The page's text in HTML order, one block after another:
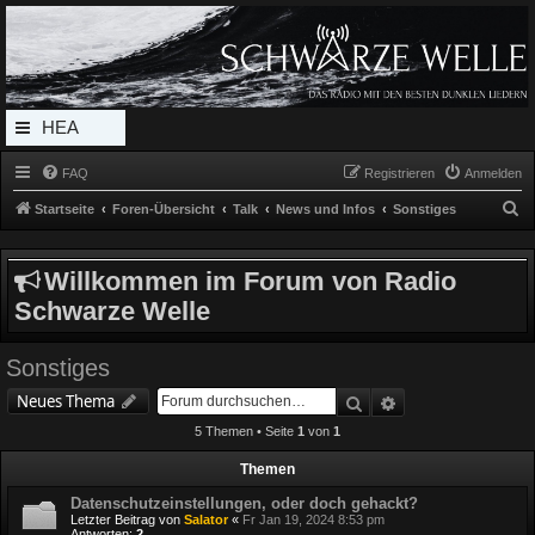
Radio Schwarze Welle Forum
Das Radio mit den Besten Dunklen Liedern
HEA
DERL
MEN
U
FAQ Anmelden
Registrieren
Startseite Foren-Übersicht Talk News und Infos Sonstiges
c
Willkommen im Forum von Radio
Schwarze Welle
Sonstiges
Neues Thema Suche
5 Themen • Seite 1 von 1
Themen
Datenschutzeinstellungen, oder doch gehackt?
Letzter Beitrag von Salator « Fr Jan 19, 2024 8:53 pm